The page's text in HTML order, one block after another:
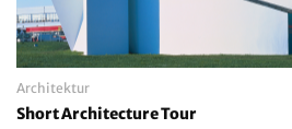
Architektur
Short Architecture Tour